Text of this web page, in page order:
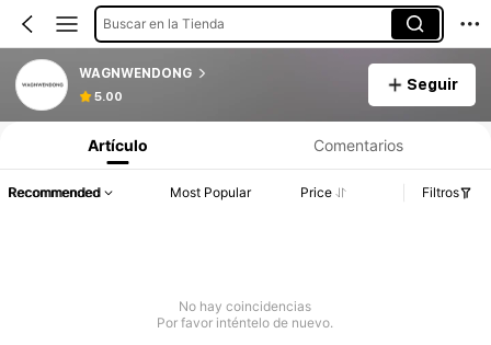
Buscar en la Tienda
WAGNWENDONG
5.00
Seguir
Artículo Comentarios
Recommended Most Popular Price Filtros
No hay coincidencias
Por favor inténtelo de nuevo.